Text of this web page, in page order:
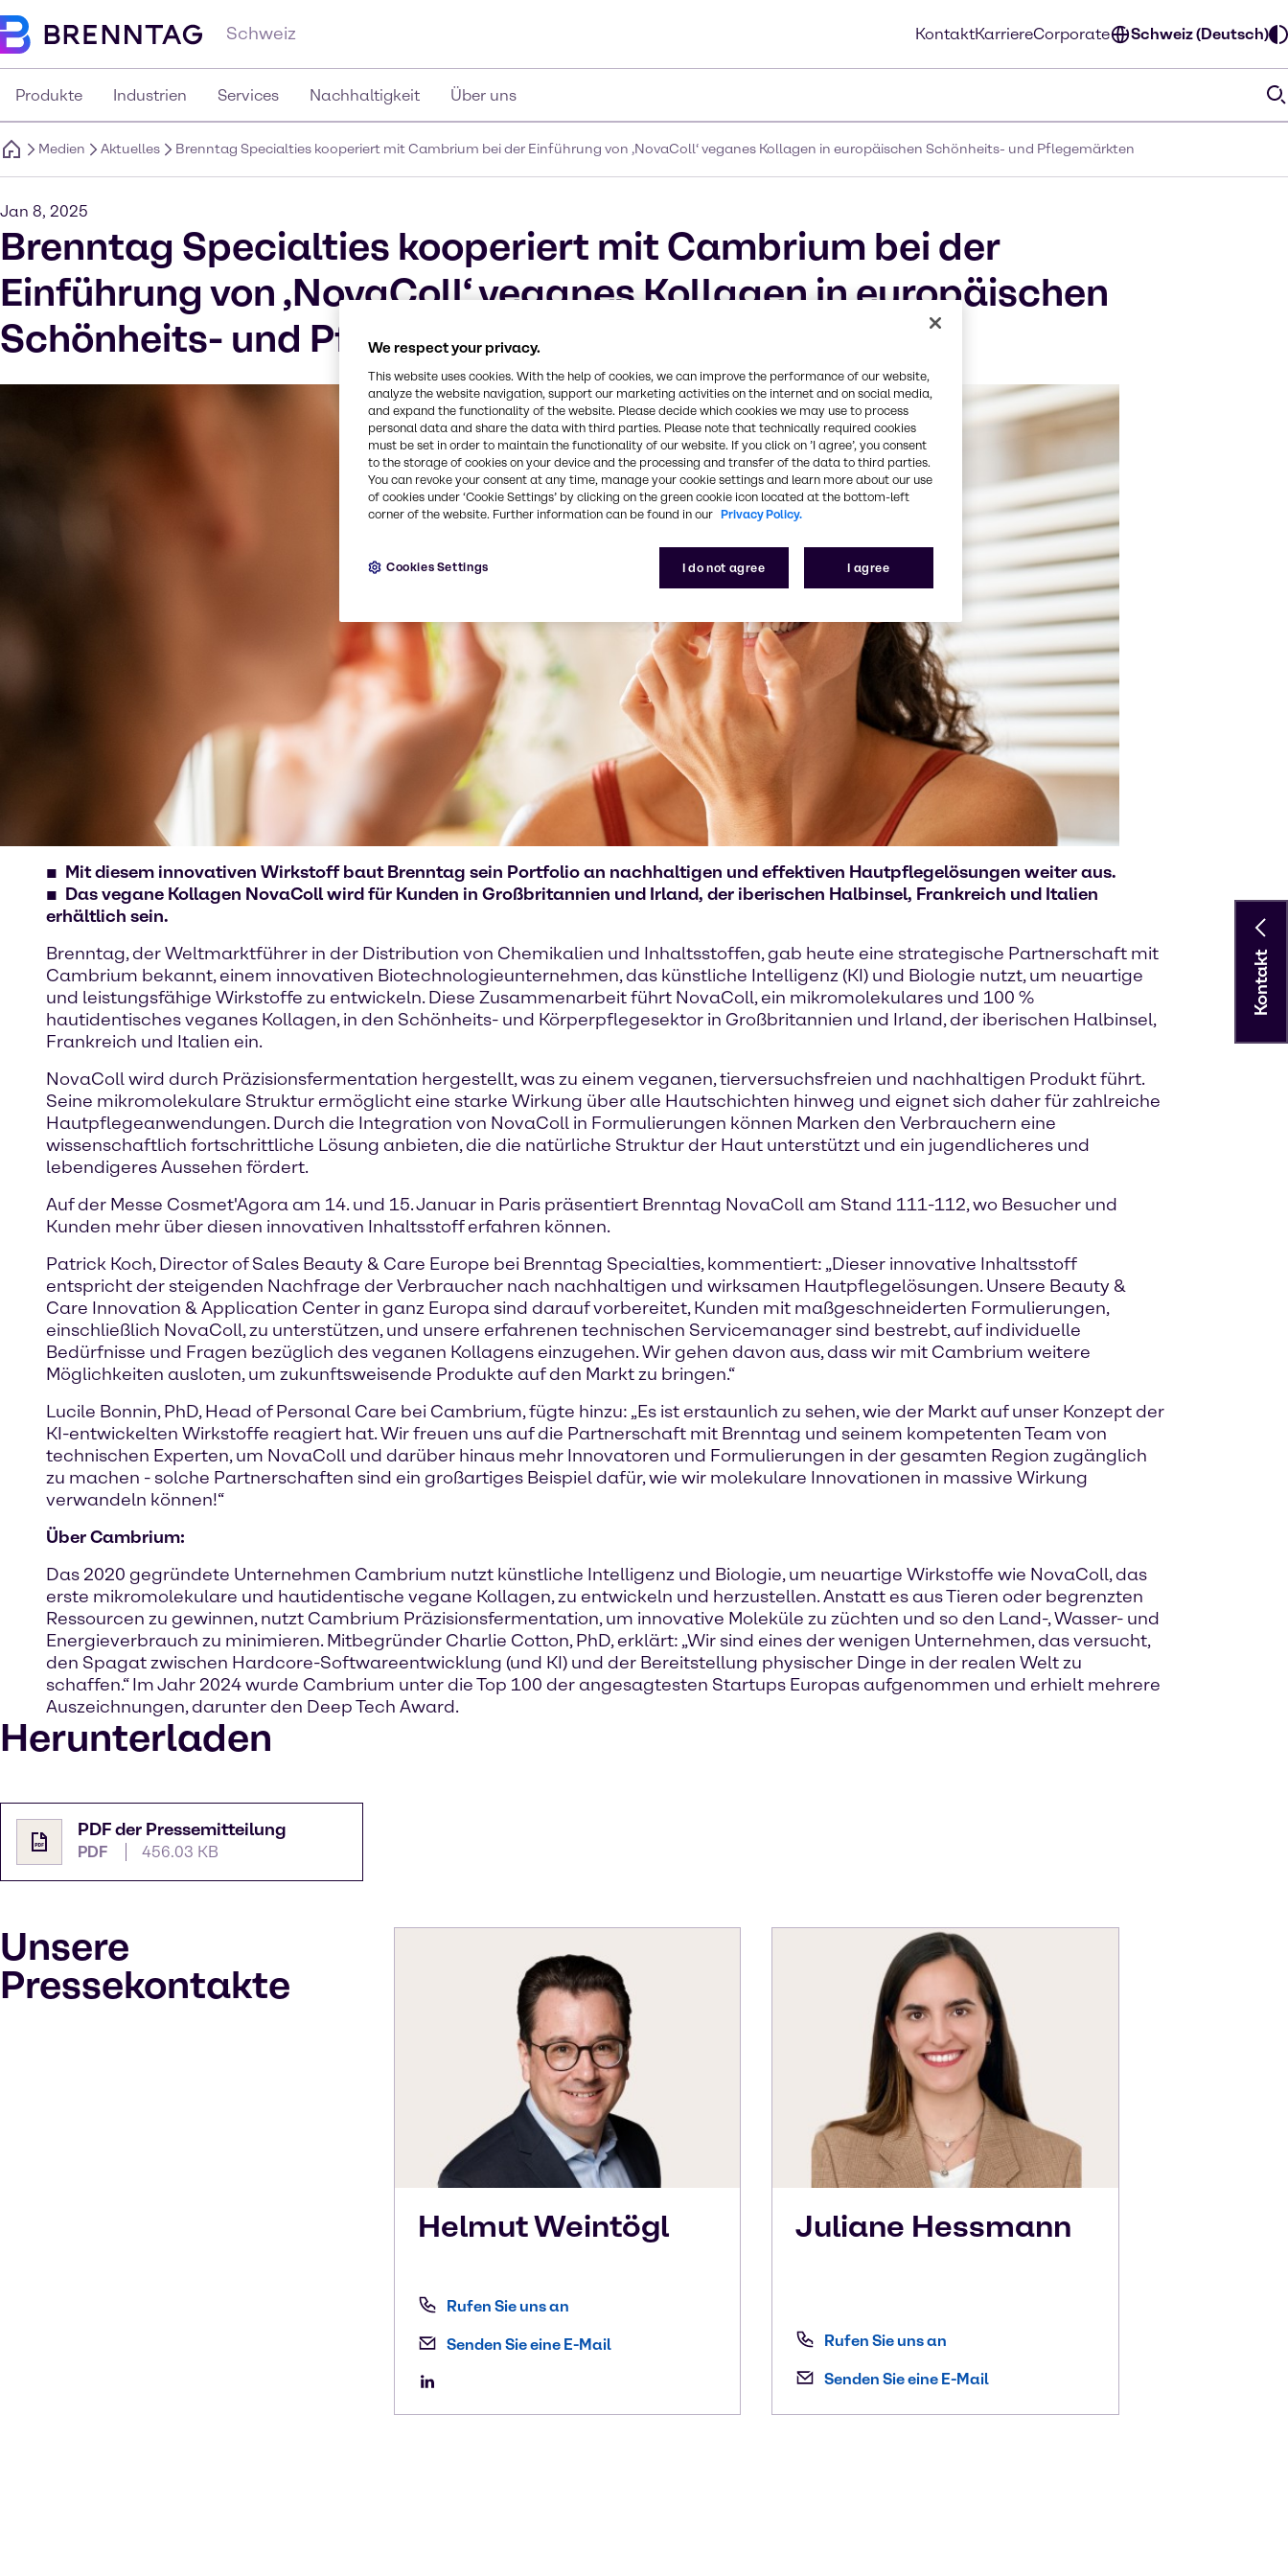
Schweiz KontaktKarriereCorporate Schweiz (Deutsch)
Produkte Industrien Services Nachhaltigkeit Über uns
Medien Aktuelles Brenntag Specialties kooperiert mit Cambrium bei der Einführung von ‚NovaColl‘ veganes Kollagen in europäischen Schönheits- und Pflegemärkten
Jan 8, 2025
Brenntag Specialties kooperiert mit Cambrium bei der
Einführung von ‚NovaColl‘ veganes Kollagen in europäischen
Schönheits- und Pflegemärkten
Mit diesem innovativen Wirkstoff baut Brenntag sein Portfolio an nachhaltigen und effektiven Hautpflegelösungen weiter aus.
Das vegane Kollagen NovaColl wird für Kunden in Großbritannien und Irland, der iberischen Halbinsel, Frankreich und Italien
erhältlich sein.
Brenntag, der Weltmarktführer in der Distribution von Chemikalien und Inhaltsstoffen, gab heute eine strategische Partnerschaft mit
Cambrium bekannt, einem innovativen Biotechnologieunternehmen, das künstliche Intelligenz (KI) und Biologie nutzt, um neuartige
und leistungsfähige Wirkstoffe zu entwickeln. Diese Zusammenarbeit führt NovaColl, ein mikromolekulares und 100 %
hautidentisches veganes Kollagen, in den Schönheits- und Körperpflegesektor in Großbritannien und Irland, der iberischen Halbinsel,
Frankreich und Italien ein.
NovaColl wird durch Präzisionsfermentation hergestellt, was zu einem veganen, tierversuchsfreien und nachhaltigen Produkt führt.
Seine mikromolekulare Struktur ermöglicht eine starke Wirkung über alle Hautschichten hinweg und eignet sich daher für zahlreiche
Hautpflegeanwendungen. Durch die Integration von NovaColl in Formulierungen können Marken den Verbrauchern eine
wissenschaftlich fortschrittliche Lösung anbieten, die die natürliche Struktur der Haut unterstützt und ein jugendlicheres und
lebendigeres Aussehen fördert.
Auf der Messe Cosmet'Agora am 14. und 15. Januar in Paris präsentiert Brenntag NovaColl am Stand 111-112, wo Besucher und
Kunden mehr über diesen innovativen Inhaltsstoff erfahren können.
Patrick Koch, Director of Sales Beauty & Care Europe bei Brenntag Specialties, kommentiert: „Dieser innovative Inhaltsstoff
entspricht der steigenden Nachfrage der Verbraucher nach nachhaltigen und wirksamen Hautpflegelösungen. Unsere Beauty &
Care Innovation & Application Center in ganz Europa sind darauf vorbereitet, Kunden mit maßgeschneiderten Formulierungen,
einschließlich NovaColl, zu unterstützen, und unsere erfahrenen technischen Servicemanager sind bestrebt, auf individuelle
Bedürfnisse und Fragen bezüglich des veganen Kollagens einzugehen. Wir gehen davon aus, dass wir mit Cambrium weitere
Möglichkeiten ausloten, um zukunftsweisende Produkte auf den Markt zu bringen.“
Lucile Bonnin, PhD, Head of Personal Care bei Cambrium, fügte hinzu: „Es ist erstaunlich zu sehen, wie der Markt auf unser Konzept der
KI-entwickelten Wirkstoffe reagiert hat. Wir freuen uns auf die Partnerschaft mit Brenntag und seinem kompetenten Team von
technischen Experten, um NovaColl und darüber hinaus mehr Innovatoren und Formulierungen in der gesamten Region zugänglich
zu machen - solche Partnerschaften sind ein großartiges Beispiel dafür, wie wir molekulare Innovationen in massive Wirkung
verwandeln können!“
Über Cambrium:
Das 2020 gegründete Unternehmen Cambrium nutzt künstliche Intelligenz und Biologie, um neuartige Wirkstoffe wie NovaColl, das
erste mikromolekulare und hautidentische vegane Kollagen, zu entwickeln und herzustellen. Anstatt es aus Tieren oder begrenzten
Ressourcen zu gewinnen, nutzt Cambrium Präzisionsfermentation, um innovative Moleküle zu züchten und so den Land-, Wasser- und
Energieverbrauch zu minimieren. Mitbegründer Charlie Cotton, PhD, erklärt: „Wir sind eines der wenigen Unternehmen, das versucht,
den Spagat zwischen Hardcore-Softwareentwicklung (und KI) und der Bereitstellung physischer Dinge in der realen Welt zu
schaffen.“ Im Jahr 2024 wurde Cambrium unter die Top 100 der angesagtesten Startups Europas aufgenommen und erhielt mehrere
Auszeichnungen, darunter den Deep Tech Award.
Herunterladen
PDF der Pressemitteilung
PDF 456.03 KB
Unsere
Pressekontakte
HelmutWeintögl
Rufen Sie uns an
Senden Sie eine E-Mail
Juliane Hessmann
Rufen Sie uns an
Senden Sie eine E-Mail
Kontakt
We respect your privacy.
This website uses cookies. With the help of cookies, we can improve the performance of our website,
analyze the website navigation, support our marketing activities on the internet and on social media,
and expand the functionality of the website. Please decide which cookies we may use to process
personal data and share the data with third parties. Please note that technically required cookies
must be set in order to maintain the functionality of our website. If you click on ’I agree’, you consent
to the storage of cookies on your device and the processing and transfer of the data to third parties.
You can revoke your consent at any time, manage your cookie settings and learn more about our use
of cookies under ‘Cookie Settings’ by clicking on the green cookie icon located at the bottom-left
corner of the website. Further information can be found in our Privacy Policy.
I do not agree I agree
Cookies Settings